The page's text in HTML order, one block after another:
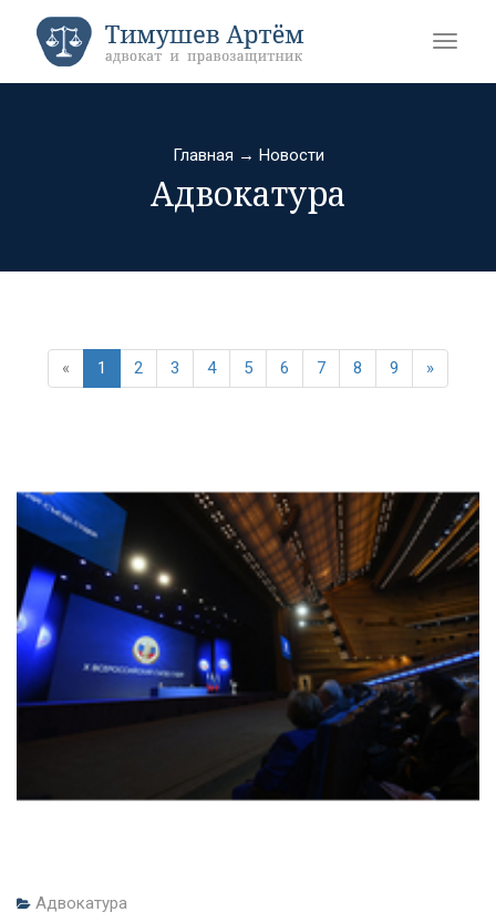
Главная → Новости
Адвокатура
« 1 2 3 4 5 6 7 8 9 »
Адвокатура